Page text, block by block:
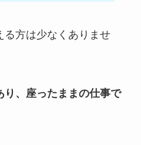
る方は少なくありませ
り、座ったままの仕事で